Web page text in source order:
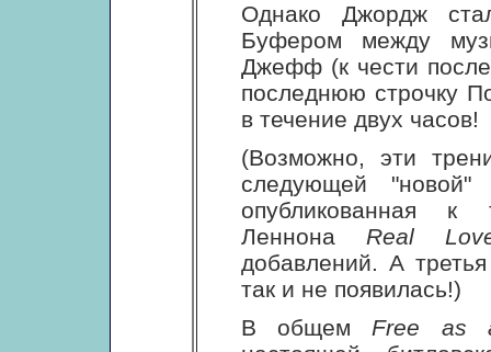
Однако Джордж
Буфером между
Джефф (к чести
последнюю строчку
в течение двух часов!
(Возможно, эти
следующей
опубликованная к
Леннона Real
добавлений. А
так и не появилась!)
В общем Free as